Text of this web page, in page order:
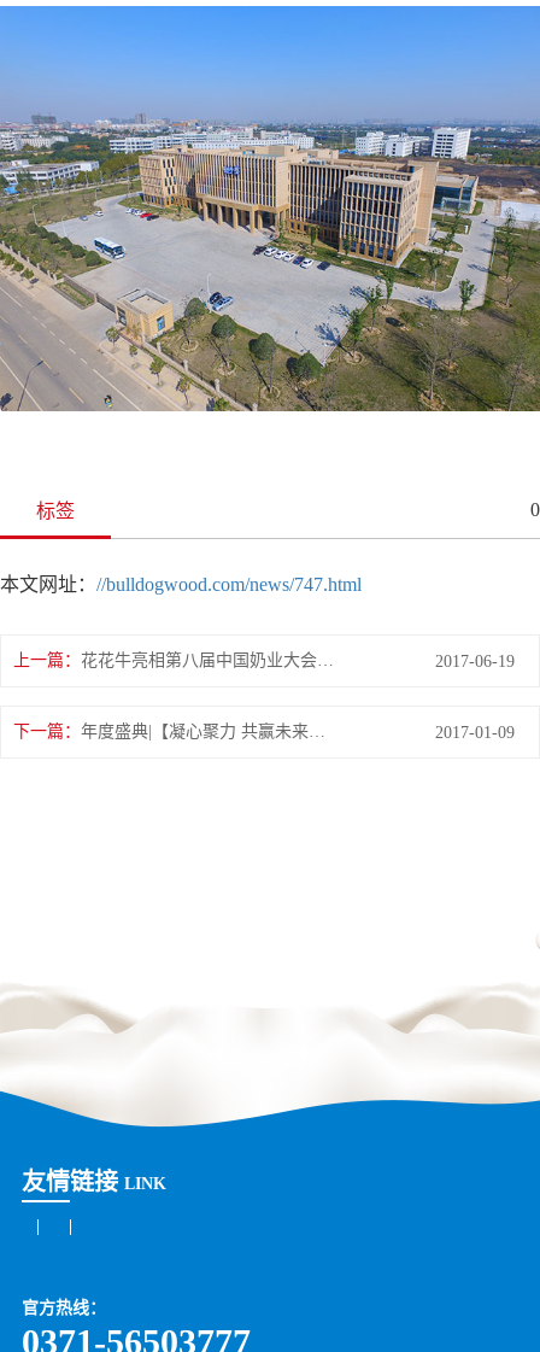
标签 0
本文网址： //bulldogwood.com/news/747.html
上一篇： 2017-06-19
下一篇： 2017-01-09
友情链接 LINK
官方热线：
0371-56503777